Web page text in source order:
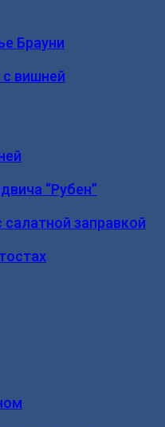
Брауни
вишней
“Рубен”
заправкой